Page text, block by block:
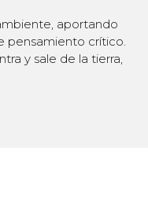
aportando
pensamiento crítico.
y sale de la tierra,